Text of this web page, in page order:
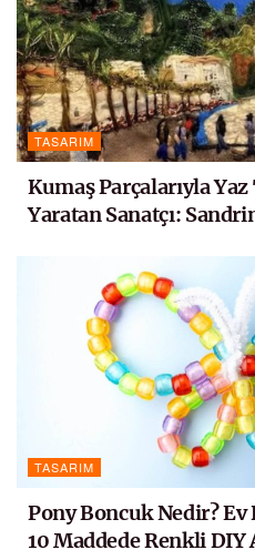
TASARIM
Kumaş Parçalarıyla
Yaratan Sanatçı:
TASARIM
Pony Boncuk Nedir?
10 Maddede Renkli DIY